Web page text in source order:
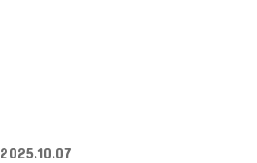
2025.10.07